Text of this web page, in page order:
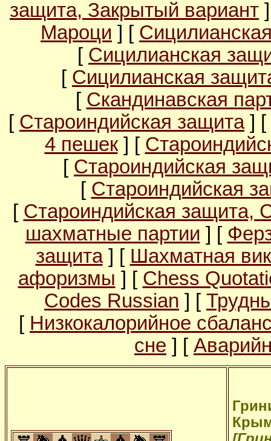
защита, Закрытый вариант
Мароци ] [
[ Сицилианская
[ Сицилианская
[ Скандинавская
[ Староиндийская защита] [
4 пешек] [
[ Староиндийская
[ Староиндийская
[ Староиндийская защита,
шахматные партии ] [
защита] [ Шахматная
афоризмы ] [ Chess
Codes Russian ] [
[ Низкокалорийное
сне ] [
Крым